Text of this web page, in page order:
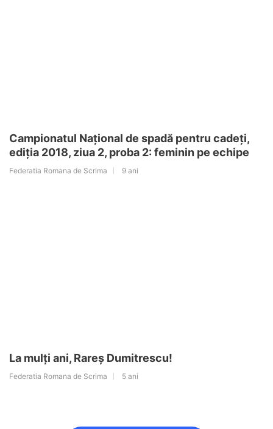
Campionatul Național de spadă pentru cadeți,
ediția 2018, ziua 2, proba 2: feminin pe echipe
Federatia Romana de Scrima 9 ani
La mulți ani, Rareș Dumitrescu!
Federatia Romana de Scrima 5 ani